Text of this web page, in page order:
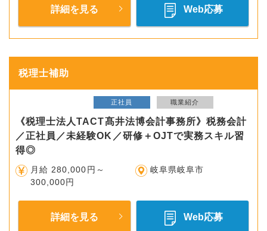
詳細を見る Web応募
税理士補助
正社員 職業紹介
《税理士法人TACT髙井法博会計事務所》税務会計
／正社員／未経験OK／研修＋OJTで実務スキル習
得◎
月給 280,000円～
300,000円
岐阜県岐阜市
詳細を見る Web応募